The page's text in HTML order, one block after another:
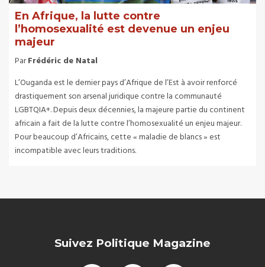
En Afrique, la lutte contre
l’homosexualité est devenue un enjeu
majeur
ParFrédéric de Natal
L’Ouganda est le dernier pays d’Afrique de l’Est à avoir renforcé
drastiquement son arsenal juridique contre la communauté
LGBTQIA+. Depuis deux décennies, la majeure partie du continent
africain a fait de la lutte contre l’homosexualité un enjeu majeur.
Pour beaucoup d’Africains, cette « maladie de blancs » est
incompatible avec leurs traditions.
Suivez Politique Magazine